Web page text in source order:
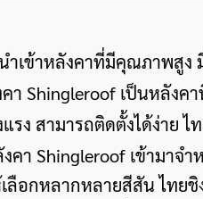
เข้าหลังคาที่มีคุณภาพสูง
Shingleroof เป็นหลัง
ง สามารถติดตั้งได้ง่าย
คา Shingleroof เข้ามาจ
หลากหลายสีสัน ไทยชิง